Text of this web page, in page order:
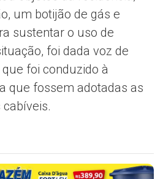
um botijão de gás e
sustentar o uso de
foi dada voz de
foi conduzido à
que fossem adotadas as